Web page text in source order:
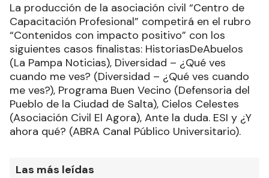
La producción de la asociación civil “Centro de
Capacitación Profesional” competirá en el rubro
“Contenidos con impacto positivo” con los
siguientes casos finalistas: HistoriasDeAbuelos
(La Pampa Noticias), Diversidad – ¿Qué ves
cuando me ves? (Diversidad – ¿Qué ves cuando
me ves?), Programa Buen Vecino (Defensoria del
Pueblo de la Ciudad de Salta), Cielos Celestes
(Asociación Civil El Agora), Ante la duda. ESI y ¿Y
ahora qué? (ABRA Canal Público Universitario).
Las más leídas